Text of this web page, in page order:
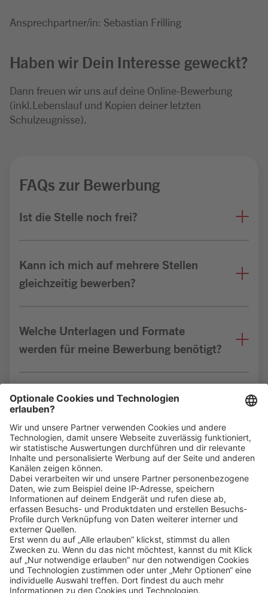
Ansprechpartner/in: Sebastian Frilling
Haben wir Dein Interesse geweckt?
Dann freuen wir uns auf deine Online-Bewerbung
(inkl.Lebenslauf und Kopien deiner letzten
Schulzeugnisse).
FAQs zur Bewerbung
Ist die Stelle noch frei?
Kann ich mich auf mehrere Stellen
gleichzeitig bewerben?
Welche Unterlagen und Formate
werden für meine Bewerbung benötigt?
Bin ich für die Stelle geeignet?
Klickehier, um alle offenen Jobs zu sehen.
Impressum Datenschutz
Privatsphäre-Einstellungen